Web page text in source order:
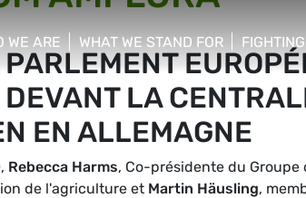
WE ARE
hide sub menu
WHAT WE STAND FOR
show/hide sub menu
show/
LA
EN ALLEMAGNE
Rebecca Harms, Co-présidente du Groupe
de l'agriculture et Martin Häusling,